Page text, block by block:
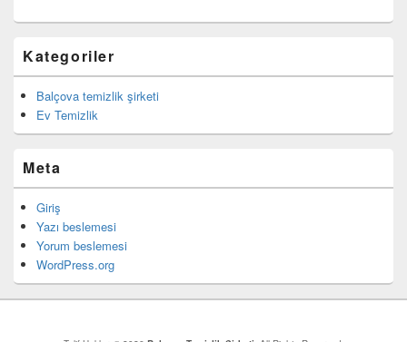
Kategoriler
Balçova temizlik şirketi
Ev Temizlik
Meta
Giriş
Yazı beslemesi
Yorum beslemesi
WordPress.org